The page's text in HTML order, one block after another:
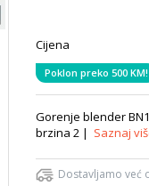
Cijena
Poklon preko 500 KM!
Gorenje blender
brzina 2 | Saznaj
Dostavljamo već